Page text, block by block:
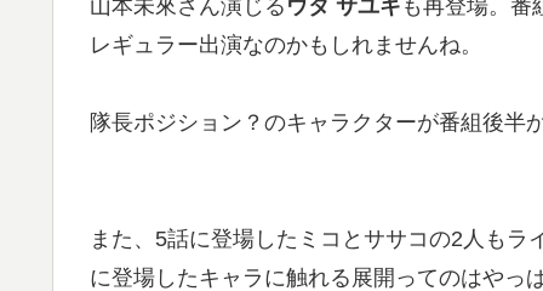
山本未來さん演じる ウタ サユキ も再登場。番
レギュラー出演なのかもしれませんね。
隊長ポジション？のキャラクターが番組後半
また、5話に登場したミコとササコの2人も
に登場したキャラに触れる展開ってのはやっ